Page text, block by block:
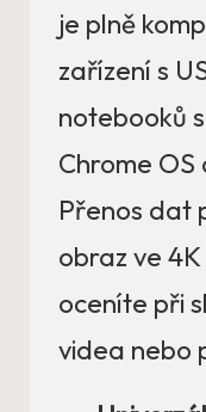
je plně
zařízení s
notebooků
Chrome
Přenos dat
obraz ve
oceníte při
videa nebo